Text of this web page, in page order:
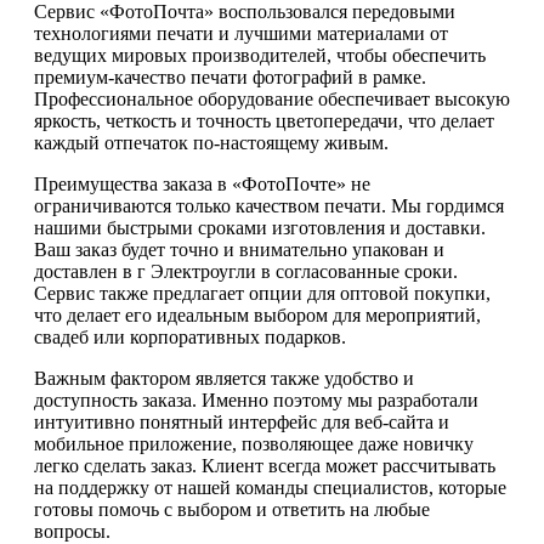
Сервис «ФотоПочта» воспользовался передовыми
технологиями печати и лучшими материалами от
ведущих мировых производителей, чтобы обеспечить
премиум-качество печати фотографий в рамке.
Профессиональное оборудование обеспечивает высокую
яркость, четкость и точность цветопередачи, что делает
каждый отпечаток по-настоящему живым.
Преимущества заказа в «ФотоПочте» не
ограничиваются только качеством печати. Мы гордимся
нашими быстрыми сроками изготовления и доставки.
Ваш заказ будет точно и внимательно упакован и
доставлен в г Электроугли в согласованные сроки.
Сервис также предлагает опции для оптовой покупки,
что делает его идеальным выбором для мероприятий,
свадеб или корпоративных подарков.
Важным фактором является также удобство и
доступность заказа. Именно поэтому мы разработали
интуитивно понятный интерфейс для веб-сайта и
мобильное приложение, позволяющее даже новичку
легко сделать заказ. Клиент всегда может рассчитывать
на поддержку от нашей команды специалистов, которые
готовы помочь с выбором и ответить на любые
вопросы.